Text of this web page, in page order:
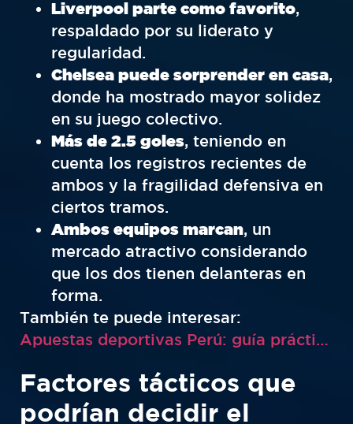
Liverpool parte como favorito,
respaldado por su liderato y
regularidad.
Chelsea puede sorprender en casa,
donde ha mostrado mayor solidez
en su juego colectivo.
Más de 2.5 goles, teniendo en
cuenta los registros recientes de
ambos y la fragilidad defensiva en
ciertos tramos.
Ambos equipos marcan, un
mercado atractivo considerando
que los dos tienen delanteras en
forma.
También te puede interesar:
Apuestas deportivas Perú: guía práctica para ganar con estrategia
Factores tácticos que
podrían decidir el